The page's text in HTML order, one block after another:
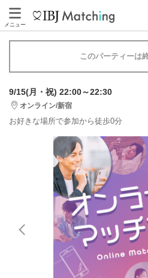
メニュー
このパーティーは
9/15(月・祝) 22:00～22:30
オンライン/新宿
お好きな場所で参加から徒歩0分